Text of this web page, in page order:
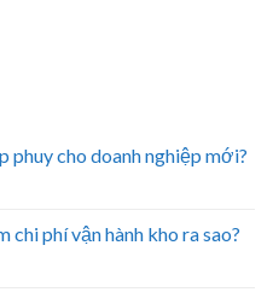
phuy cho doanh nghiệp mới?
chi phí vận hành kho ra sao?